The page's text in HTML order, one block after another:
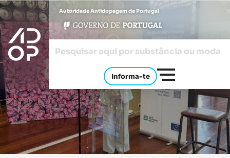
Autoridade Antidopagem de Portugal
Informa-te